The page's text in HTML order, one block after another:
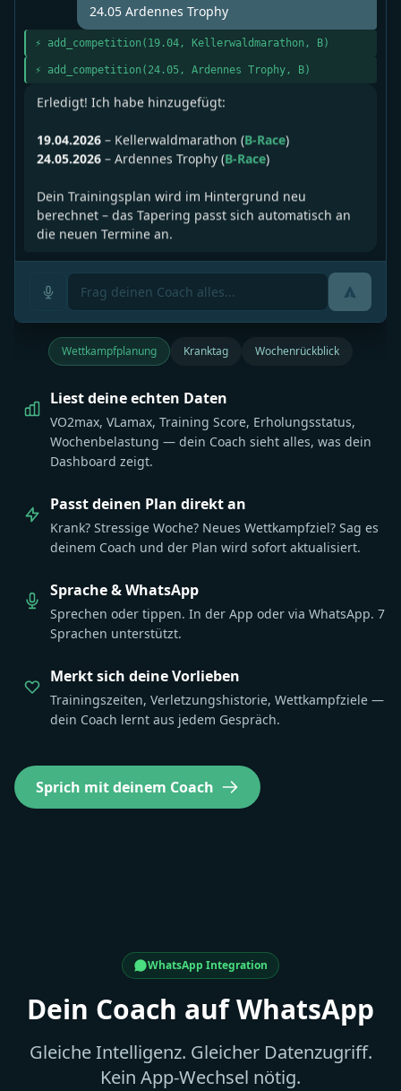
⚡ add_competition(24.05, Ardennes Trophy, B)
Erledigt! Ich habe hinzugefügt:
24.05.2026– Ardennes Trophy (
Dein Trainingsplan wird im Hintergrund neu
berechnet – das Tapering passt sich automatisch an
Was ist ein guter VLamax-Wert für MTB-
Marathon?
Wettkampfplanung Kranktag Wochenrückblick
Liest deine echten Daten
VO2max, VLamax, Training Score, Erholungsstatus,
Wochenbelastung — dein Coach sieht alles, was dein
Dashboard zeigt.
Passt deinen Plan direkt an
Krank? Stressige Woche? Neues Wettkampfziel? Sag es
deinem Coach und der Plan wird sofort aktualisiert.
Sprache & WhatsApp
Sprechen oder tippen. In der App oder via WhatsApp. 7
Sprachen unterstützt.
Merkt sich deine Vorlieben
Trainingszeiten, Verletzungshistorie, Wettkampfziele —
dein Coach lernt aus jedem Gespräch.
Sprich mit deinem Coach
WhatsApp Integration
Dein Coach auf WhatsApp
Gleiche Intelligenz. Gleicher Datenzugriff.
Kein App-Wechsel nötig.